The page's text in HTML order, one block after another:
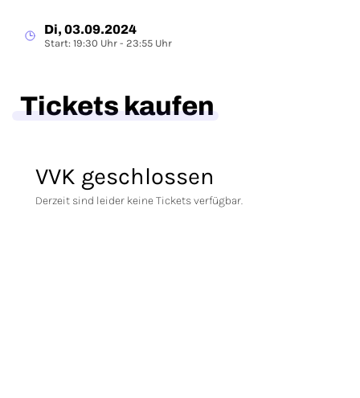
Di, 03.09.2024
Start: 19:30 Uhr - 23:55 Uhr
Tickets kaufen
VVK geschlossen
Derzeit sind leider keine Tickets verfügbar.